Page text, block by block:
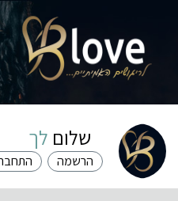
שלום לך
הרשמה